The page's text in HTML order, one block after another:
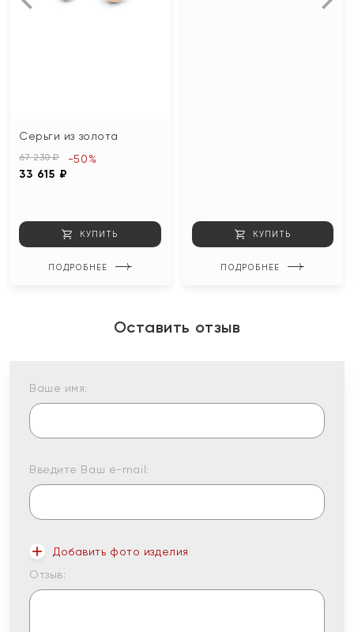
Серьги из золота
67 230 ₽
33 615 ₽
-50%
КУПИТЬ
ПОДРОБНЕЕ
КУПИТЬ
ПОДРОБНЕЕ
Оставить отзыв
Ваше имя:
Введите Ваш e-mail:
Добавить фото изделия
Отзыв: